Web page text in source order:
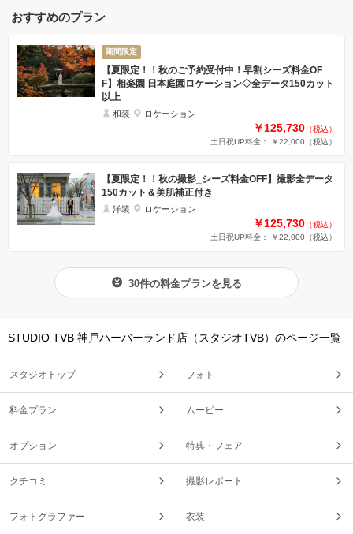
おすすめのプラン
期間限定
【夏限定！！秋のご予約受付中！早割シーズ料金OF
F】相楽園 日本庭園ロケーション◇全データ150カット
以上
和装 ロケーション
￥125,730 （税込）
土日祝UP料金： ￥22,000 （税込）
【夏限定！！秋の撮影_シーズ料金OFF】撮影全データ
150カット＆美肌補正付き
洋装 ロケーション
￥125,730 （税込）
土日祝UP料金： ￥22,000 （税込）
30件の料金プランを見る
STUDIO TVB 神戸ハーバーランド店（スタジオTVB）のページ一覧
スタジオトップ フォト
料金プラン ムービー
オプション 特典・フェア
クチコミ 撮影レポート
フォトグラファー 衣装